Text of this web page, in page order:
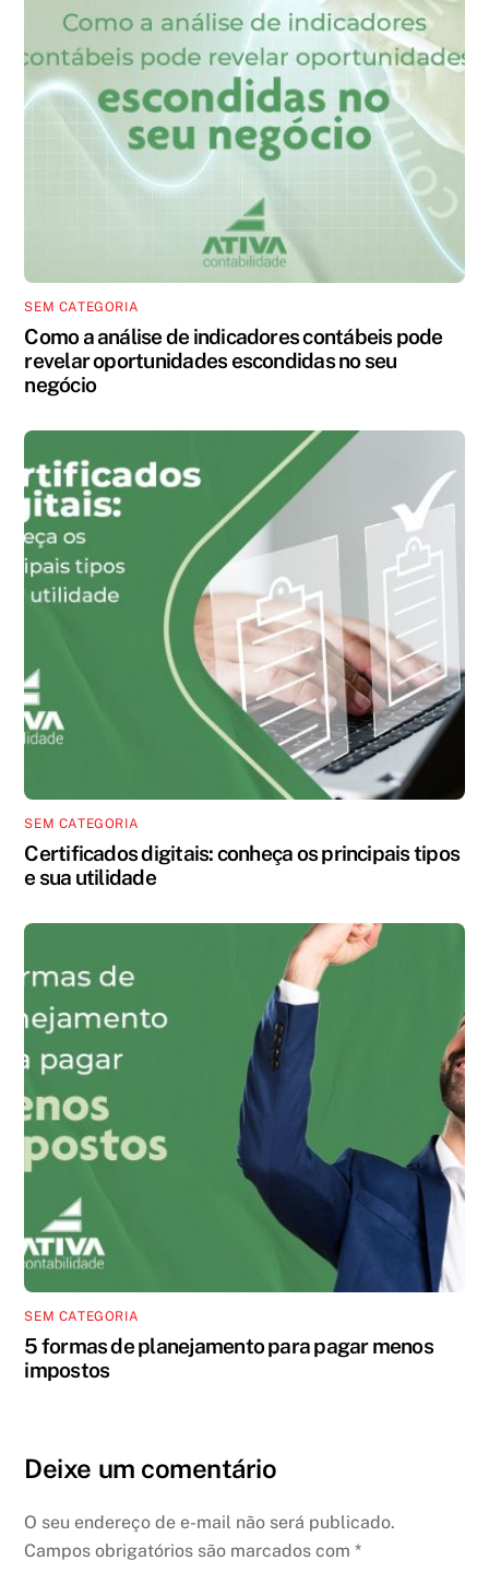
SEM CATEGORIA
Como a análise de indicadores contábeis pode
revelar oportunidades escondidas no seu
negócio
SEM CATEGORIA
Certificados digitais: conheça os principais tipos
e sua utilidade
SEM CATEGORIA
5 formas de planejamento para pagar menos
impostos
Deixe um comentário
O seu endereço de e-mail não será publicado.
Campos obrigatórios são marcados com*